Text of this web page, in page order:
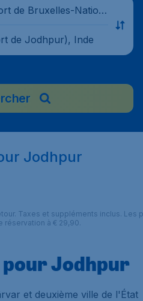
de Bruxelles-Nation
de Jodhpur), Inde
Jodhpur
Taxes et suppléments inclus. Les
réservation à € 29,90.
pour Jodhpur
et deuxième ville de l'État